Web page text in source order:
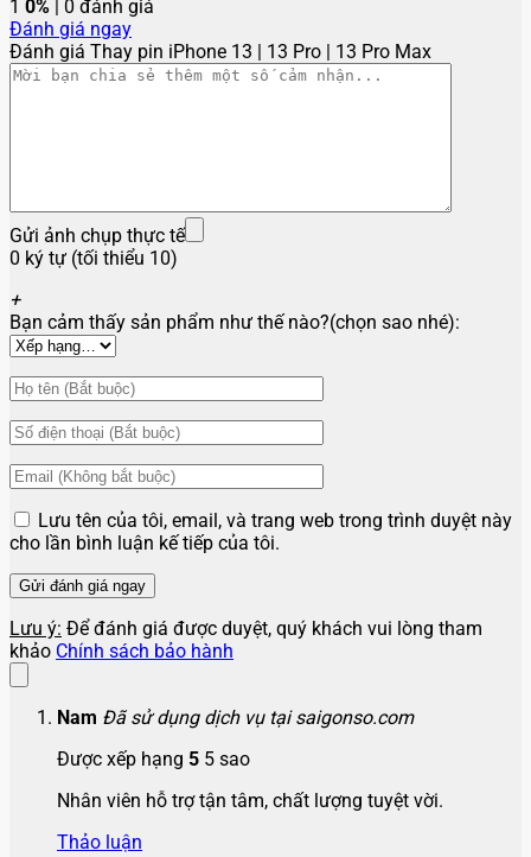
1 0% | 0 đánh giá
Đánh giá ngay
Đánh giá Thay pin iPhone 13 | 13 Pro | 13 Pro Max
Gửi ảnh chụp thực tế
0 ký tự (tối thiểu 10)
+
Bạn cảm thấy sản phẩm như thế nào?(chọn sao nhé):
Lưu tên của tôi, email, và trang web trong trình duyệt này
cho lần bình luận kế tiếp của tôi.
Lưu ý: Để đánh giá được duyệt, quý khách vui lòng tham
khảo Chính sách bảo hành
Nam Đã sử dụng dịch vụ tại saigonso.com
Được xếp hạng 5 5 sao
Nhân viên hỗ trợ tận tâm, chất lượng tuyệt vời.
Thảo luận